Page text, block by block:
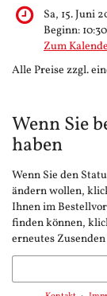
Sa, 15. Juni
Beginn: 10:30
Zum
Alle Preise zzgl.
Wenn Sie
haben
Wenn Sie den
ändern wollen,
Ihnen im
finden können,
erneutes